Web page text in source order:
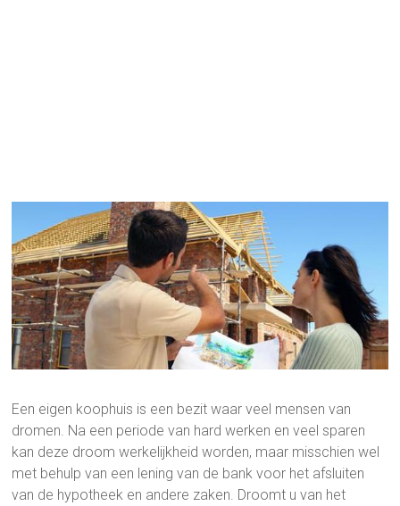
Een eigen koophuis is een bezit waar veel mensen van
dromen. Na een periode van hard werken en veel sparen
kan deze droom werkelijkheid worden, maar misschien wel
met behulp van een lening van de bank voor het afsluiten
van de hypotheek en andere zaken. Droomt u van het